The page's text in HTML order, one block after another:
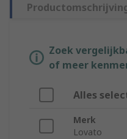
Zoek
of meer
Alles
Merk
Lovato